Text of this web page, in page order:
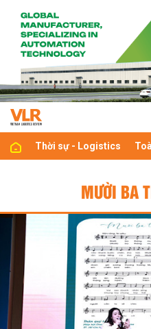
Thời sự - Logistics
MƯỜI BA